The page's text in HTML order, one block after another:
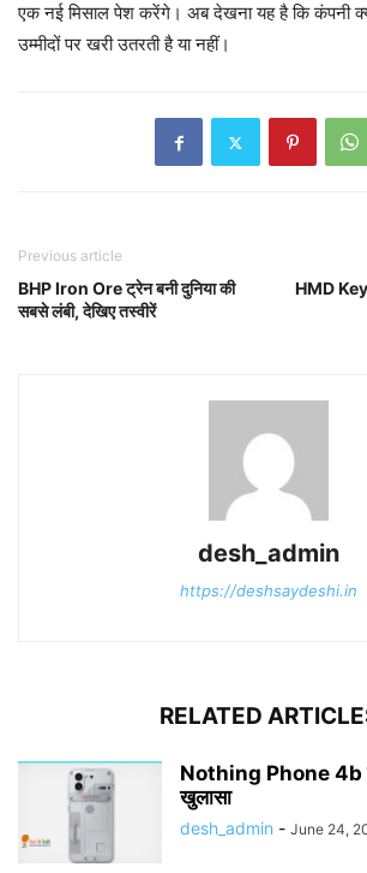
एक नई मिसाल पेश करेंगे। अब देखना यह है कि कंपनी
उम्मीदों पर खरी उतरती है या नहीं।
Previous article
BHP Iron Ore ट्रेन बनी दुनिया की
सबसे लंबी, देखिए तस्वीरें
HMD Key
desh_admin
https://deshsaydeshi.in
RELATED
Nothing Phone 4b
खुलासा
desh_admin - June 24,